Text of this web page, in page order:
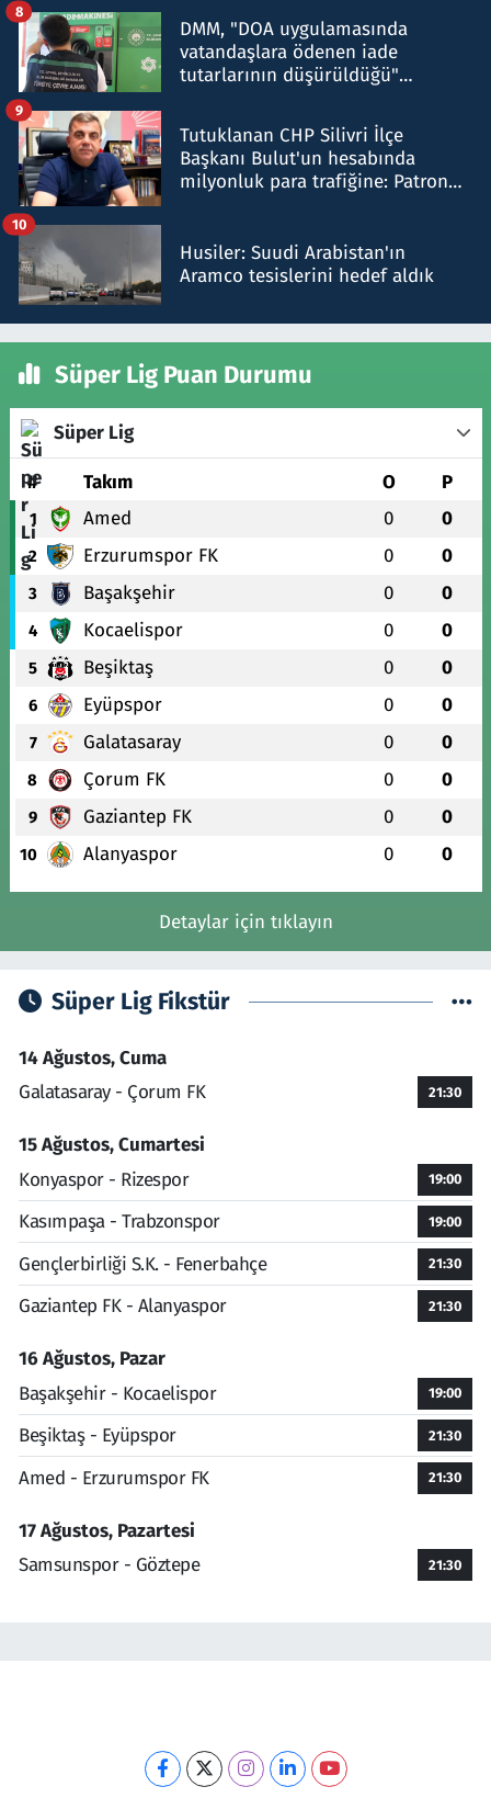
DMM, "DOA uygulamasında
vatandaşlara ödenen iade
tutarlarının düşürüldüğü"
8
Tutuklanan CHP Silivri İlçe
Başkanı Bulut'un hesabında
milyonluk para trafiğine: Patron
9
Husiler: Suudi Arabistan'ın
Aramco tesislerini hedef aldık
10
Süper Lig Puan Durumu
Süper Lig
# Takım O P
1 Amed 0 0
2 Erzurumspor FK 0 0
3 Başakşehir 0 0
4 Kocaelispor 0 0
5 Beşiktaş 0 0
6 Eyüpspor 0 0
7 Galatasaray 0 0
8 Çorum FK 0 0
9 Gaziantep FK 0 0
10 Alanyaspor 0 0
Detaylar için tıklayın
Süper Lig Fikstür
14 Ağustos, Cuma
Galatasaray - Çorum FK
21:30
15 Ağustos, Cumartesi
Konyaspor - Rizespor
19:00
Kasımpaşa - Trabzonspor 19:00
Gençlerbirliği S.K. - Fenerbahçe 21:30
Gaziantep FK - Alanyaspor 21:30
16 Ağustos, Pazar
Başakşehir - Kocaelispor
19:00
Beşiktaş - Eyüpspor 21:30
Amed - Erzurumspor FK 21:30
17 Ağustos, Pazartesi
Samsunspor - Göztepe
21:30